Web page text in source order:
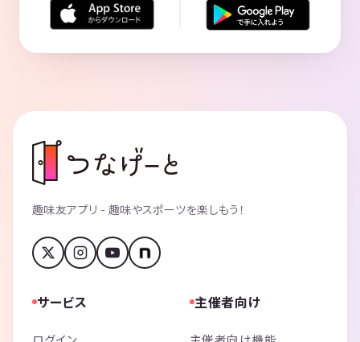
趣味友アプリ - 趣味やスポーツを楽しもう！
サービス 主催者向け